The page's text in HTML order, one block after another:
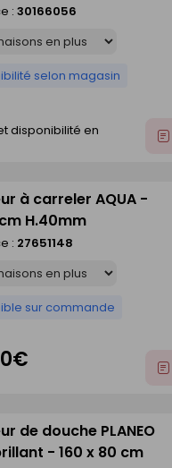
: 30166056
selon magasin
disponibilité en
à carreler AQUA -
H.40mm
: 27651148
sur commande
de douche PLANEO
- 160 x 80 cm